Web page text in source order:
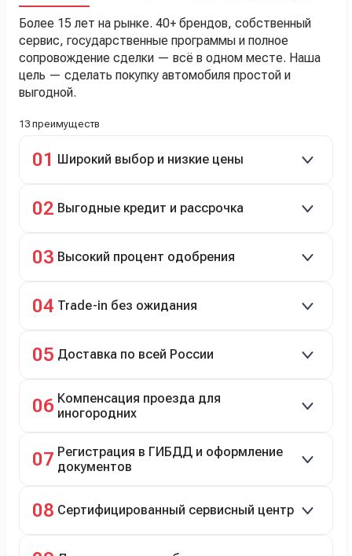
Более 15 лет на рынке. 40+ брендов, собственный
сервис, государственные программы и полное
сопровождение сделки — всё в одном месте. Наша
цель — сделать покупку автомобиля простой и
выгодной.
13 преимуществ
01 Широкий выбор и низкие цены
подержанные авто.
02 Выгодные кредит и рассрочка
рассрочка 0% на 2 года при первом взносе 35–50%.
03 Высокий процент одобрения
04 Trade-in без ожидания
05 Доставка по всей России
06 Компенсация проезда для
иногородних
07 Регистрация в ГИБДД и оформление
документов
08 Сертифицированный сервисный центр